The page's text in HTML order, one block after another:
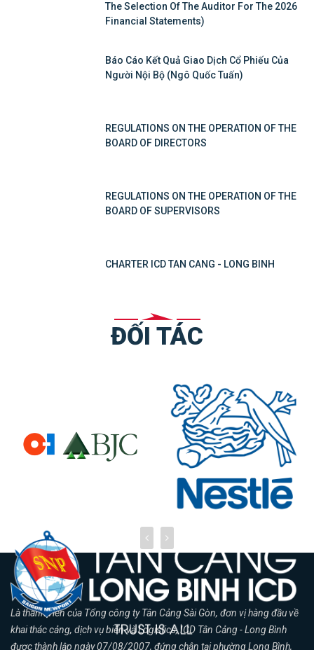
The Selection Of The Auditor For The 2026
Financial Statements)
Báo Cáo Kết Quả Giao Dịch Cổ Phiếu Của
Người Nội Bộ (Ngô Quốc Tuấn)
REGULATIONS ON THE OPERATION OF THE
BOARD OF DIRECTORS
REGULATIONS ON THE OPERATION OF THE
BOARD OF SUPERVISORS
CHARTER ICD TAN CANG - LONG BINH
ĐỐI TÁC
Là thành viên của Tổng công ty Tân Cảng Sài Gòn, đơn vị hàng đầu về
khai thác cảng, dịch vụ biển và Logistics, ICD Tân Cảng - Long Bình
được thành lập ngày 07/08/2007, đứng chân tại phường Long Bình,